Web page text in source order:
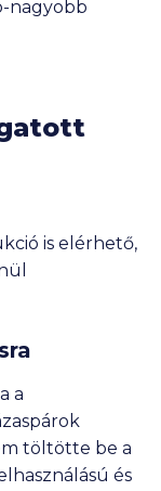
nagyobb
is elérhető,
a
töltötte be a
és